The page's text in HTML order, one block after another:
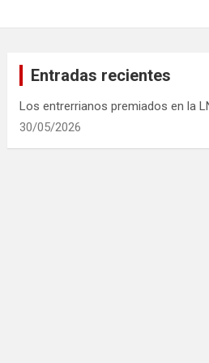
Entradas recientes
Los entrerrianos premiados en la
30/05/2026